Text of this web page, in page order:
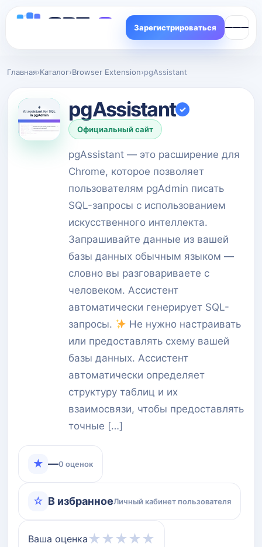
Зарегистрироваться
Главная›Каталог›Browser Extension›pgAssistant
pgAssistant ✓
Официальный сайт
pgAssistant — это расширение для
Chrome, которое позволяет
пользователям pgAdmin писать
SQL-запросы с использованием
искусственного интеллекта.
Запрашивайте данные из вашей
базы данных обычным языком —
словно вы разговариваете с
человеком. Ассистент
автоматически генерирует SQL-
запросы.
Не нужно настраивать
или предоставлять схему вашей
базы данных. Ассистент
автоматически определяет
структуру таблиц и их
взаимосвязи, чтобы предоставлять
точные […]
★ —0 оценок
☆ В избранноеЛичный кабинет пользователя
Ваша оценка ★ ★ ★ ★ ★